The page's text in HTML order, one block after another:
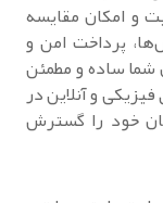
و امکان مقایسه
پرداخت امن و
شما ساده و مطمئن
و آنلاین در
خود را گسترش